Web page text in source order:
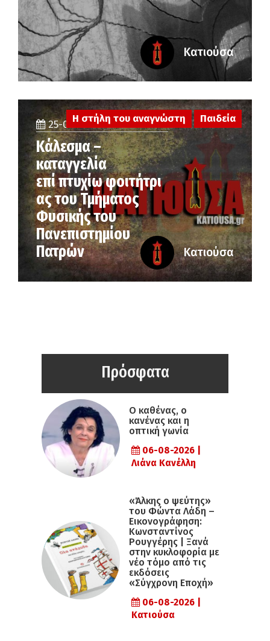
Κατιούσα
25-06-2026
Κάλεσμα –
καταγγελία
επί πτυχίω φοιτήτρι
ας του Τμήματος
Φυσικής του
Πανεπιστημίου
Πατρών
Η στήλη του αναγνώστη Παιδεία
Κατιούσα
Πρόσφατα
Ο καθένας, ο
κανένας και η
οπτική γωνία
06-08-2026 |
Λιάνα Κανέλλη
«Άλκης ο ψεύτης»
του Φώντα Λάδη –
Εικονογράφηση:
Κωνσταντίνος
Ρουγγέρης | Ξανά
στην κυκλοφορία με
νέο τόμο από τις
εκδόσεις
«Σύγχρονη Εποχή»
06-08-2026 |
Κατιούσα